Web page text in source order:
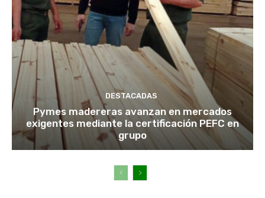
DESTACADAS
Pymes madereras avanzan en mercados
exigentes mediante la certificación PEFC en
grupo